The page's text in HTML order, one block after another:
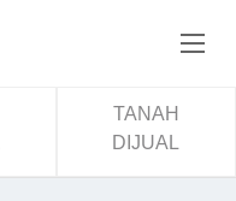
TANAH
DIJUAL